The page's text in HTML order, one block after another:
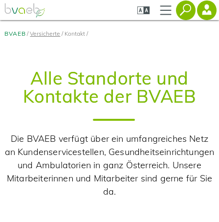
Zum
Seiteninhalt
springen
Zur
Navigation
springen
BVAEB Versicherte Kontakt
Alle Standorte und
Kontakte der BVAEB
Die BVAEB verfügt über ein umfangreiches Netz
an Kundenservicestellen, Gesundheitseinrichtungen
und Ambulatorien in ganz Österreich. Unsere
Mitarbeiterinnen und Mitarbeiter sind gerne für Sie
da.